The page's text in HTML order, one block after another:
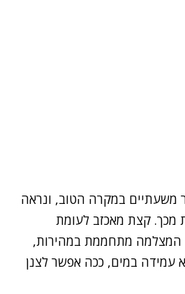
משעתיים במקרה הטוב, ונראה
מכך. קצת מאכזב לעומת
המצלמה מתחממת במהירות,
עמידה במים, ככה אפשר לצנן